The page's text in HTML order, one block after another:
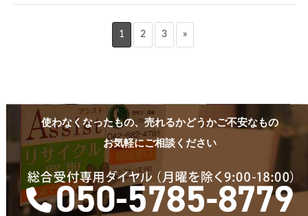
1 2 3 »
使わなくなったもの、売れるかどうかご不安なもの
お気軽にご相談ください